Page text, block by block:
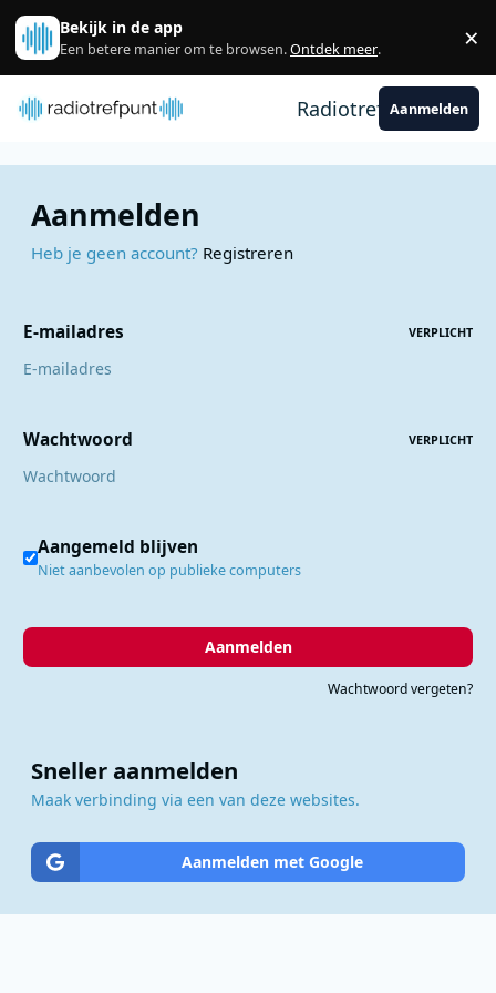
Spring naar bijdragen
Bekijk in de app
Een betere manier om te browsen.Ontdek meer. ×
RadiotrefpuntAanmelden
Aanmelden
Heb je geen account? Registreren
E-mailadres VERPLICHT
Wachtwoord VERPLICHT
Aangemeld blijven
Niet aanbevolen op publieke computers
Aanmelden
Wachtwoord vergeten?
Sneller aanmelden
Maak verbinding via een van deze websites.
Aanmelden met Google